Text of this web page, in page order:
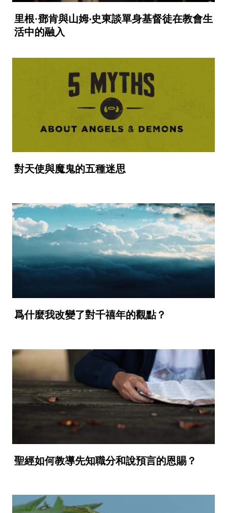
里根·鄧肯與山姆‧史東談單身基督徒在教會生
活中的融入
對天使與魔鬼的五種迷思
爲什麼我改變了對千禧年的觀點？
聖經如何教導先知職分和說預言的恩賜？